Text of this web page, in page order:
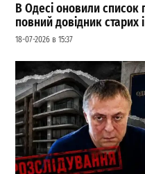
В Одесі оновили
повний довідник старих
18-07-2026 в 15:37